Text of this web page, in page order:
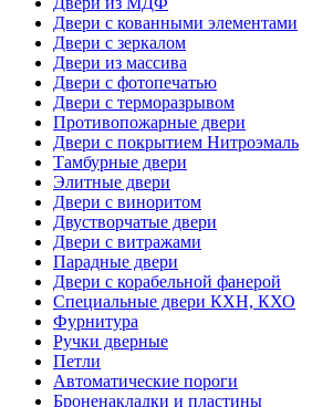
Двери с кованными элементами
Двери с зеркалом
Двери из массива
Двери с фотопечатью
Двери с терморазрывом
Противопожарные двери
Двери с покрытием Нитроэмаль
Тамбурные двери
Элитные двери
Двери с виноритом
Двустворчатые двери
Двери с витражами
Парадные двери
Двери с корабельной фанерой
Специальные двери КХН, КХО
Фурнитура
Ручки дверные
Петли
Автоматические пороги
Броненакладки и пластины